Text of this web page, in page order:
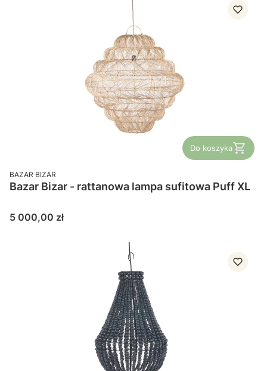
Do koszyka
PRODUCENT
BAZAR BIZAR
Bazar Bizar - rattanowa lampa sufitowa Puff XL
Cena
5 000,00 zł